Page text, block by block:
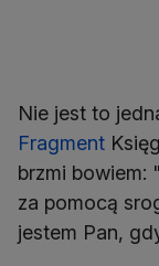
Nie jest to
Fragment
brzmi bowiem:
za pomocą
jestem Pan,